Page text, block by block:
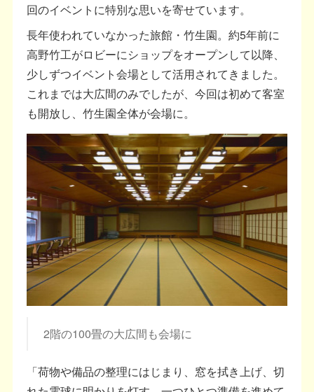
回のイベントに特別な思いを寄せています。
長年使われていなかった旅館・竹生園。約5年前に
高野竹工がロビーにショップをオープンして以降、
少しずつイベント会場として活用されてきました。
これまでは大広間のみでしたが、今回は初めて客室
も開放し、竹生園全体が会場に。
2階の100畳の大広間も会場に
「荷物や備品の整理にはじまり、窓を拭き上げ、切